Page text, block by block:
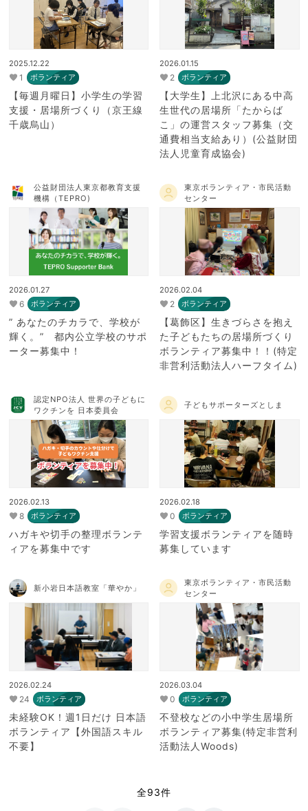
2025.12.22
1 ボランティア
【毎週月曜日】小学生の学習
支援・居場所づくり（京王線
千歳烏山）
2026.01.15
2 ボランティア
【大学生】上北沢にある中高
生世代の居場所「たからば
こ」の運営スタッフ募集（交
通費相当支給あり）(公益財団
法人児童育成協会)
公益財団法人東京都教育支援
機構（TEPRO)
2026.01.27
6 ボランティア
” あなたのチカラで、学校が
輝く。” 都内公立学校のサポ
ーター募集中！
東京ボランティア・市民活動
センター
2026.02.04
2 ボランティア
【葛飾区】生きづらさを抱え
た子どもたちの居場所づくり
ボランティア募集中！！(特定
非営利活動法人ハーフタイム)
認定NPO法人 世界の子どもに
ワクチンを 日本委員会
2026.02.13
8 ボランティア
ハガキや切手の整理ボランテ
ィアを募集中です
子どもサポーターズとしま
2026.02.18
0 ボランティア
学習支援ボランティアを随時
募集しています
新小岩日本語教室「華やか」
2026.02.24
24 ボランティア
未経験OK！週1日だけ 日本語
ボランティア【外国語スキル
不要】
東京ボランティア・市民活動
センター
2026.03.04
0 ボランティア
不登校などの小中学生居場所
ボランティア募集(特定非営利
活動法人Woods)
全93件